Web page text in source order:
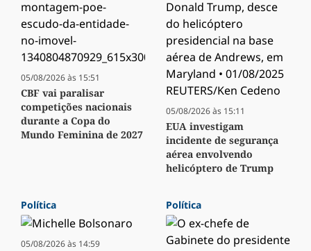
05/08/2026 às 15:51
CBF vai paralisar
competições nacionais
durante a Copa do
Mundo Feminina de 2027
05/08/2026 às 15:11
EUA investigam
incidente de segurança
aérea envolvendo
helicóptero de Trump
Política
05/08/2026 às 14:59
Política